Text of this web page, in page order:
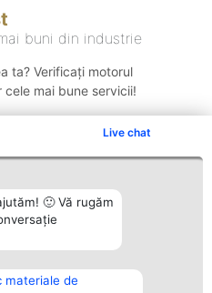
Live chat
🙂 Vă rugăm
materiale de
buni din industrie
ta? Verificați motorul
mai bune servicii!
Contact